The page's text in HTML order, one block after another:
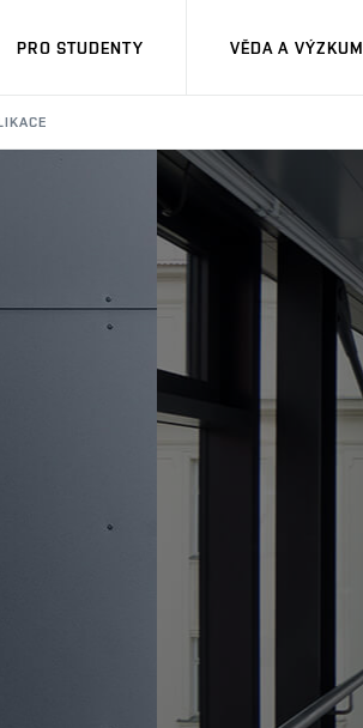
PRO STUDENTY VĚDA A VÝZKUM